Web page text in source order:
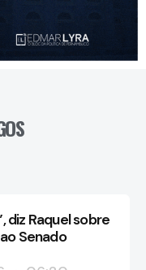
diz Raquel sobre
Senado